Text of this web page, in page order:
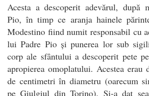
Acesta a descoperit adevărul, după
Pio, în timp ce aranja hainele
Modestino fiind numit responsabil cu
lui Padre Pio și punerea lor sub
corp ale sfântului a descoperit pete
apropierea omoplatului. Acestea erau
de centimetri în diametru (oarecum
pe Giulgiul din Torino). Și-a dat